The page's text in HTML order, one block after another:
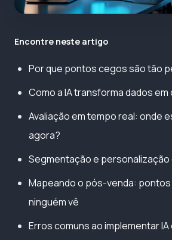
Encontre neste artigo
Por que pontos cegos são tão
Como a IA transforma dados em
Avaliação em tempo real: onde
agora?
Segmentação e personalização
Mapeando o pós-venda:
ninguém vê
Erros comuns ao implementar